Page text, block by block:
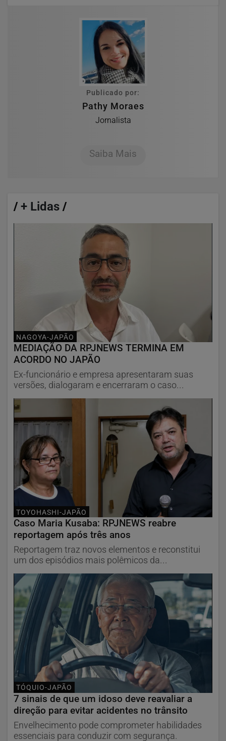
Publicado por:
Pathy Moraes
Jornalista
Saiba Mais
/ + Lidas /
NAGOYA-JAPÃO
MEDIAÇÃO DA RPJNEWS TERMINA EM
ACORDO NO JAPÃO
Ex-funcionário e empresa apresentaram suas
versões, dialogaram e encerraram o caso...
TOYOHASHI-JAPÃO
Caso Maria Kusaba: RPJNEWS reabre
reportagem após três anos
Reportagem traz novos elementos e reconstitui
um dos episódios mais polêmicos da...
TÓQUIO-JAPÃO
7 sinais de que um idoso deve reavaliar a
direção para evitar acidentes no trânsito
Envelhecimento pode comprometer habilidades
essenciais para conduzir com segurança.